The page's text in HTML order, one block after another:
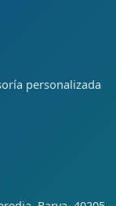
personalizada